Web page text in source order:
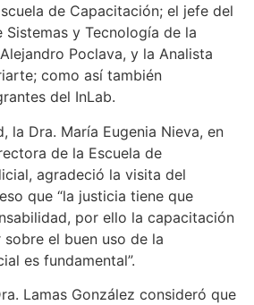
de Capacitación; el jefe del
y Tecnología de la
Poclava, y la Analista
como así también
del InLab.
la Dra. María Eugenia Nieva, en
de la Escuela de
agradeció la visita del
que “la justicia tiene que
por ello la capacitación
el buen uso de la
es fundamental”.
Lamas González consideró que